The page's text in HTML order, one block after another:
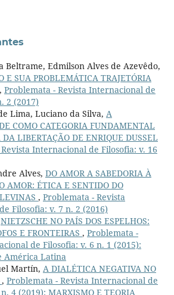
Beltrame, Edmilson Alves de Azevêdo,
E SUA PROBLEMÁTICA TRAJETÓRIA
, Problemata - Revista Internacional de
2 (2017)
Lima, Luciano da Silva, A
COMO CATEGORIA FUNDAMENTAL
LIBERTAÇÃO DE ENRIQUE DUSSEL
Internacional de Filosofia: v. 16
Alves, DO AMOR A SABEDORIA À
AMOR: ÉTICA E SENTIDO DO
, Problemata - Revista
Filosofia: v. 7 n. 2 (2016)
NIETZSCHE NO PAÍS DOS ESPELHOS:
E FRONTEIRAS , Problemata -
de Filosofia: v. 6 n. 1 (2015):
América Latina
Martín, A DIALÉTICA NEGATIVA NO
, Problemata - Revista Internacional de
4 (2019): MARXISMO E TEORIA